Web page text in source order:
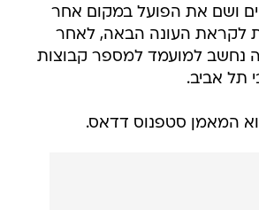
ושם את הפועל במקום אחר
לקראת העונה הבאה, לאחר
נחשב למועמד למספר קבוצות
תל אביב.
המאמן סטפנוס דדאס.